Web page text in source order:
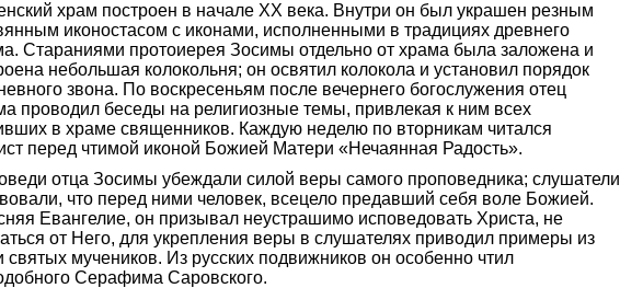
храм построен в начале ХХ века. Внутри он был украшен резным
иконостасом с иконами, исполненными в традициях древнего
Стараниями протоиерея Зосимы отдельно от храма была заложена и
небольшая колокольня; он освятил колокола и установил порядок
звона. По воскресеньям после вечернего богослужения отец
проводил беседы на религиозные темы, привлекая к ним всех
в храме священников. Каждую неделю по вторникам читался
перед чтимой иконой Божией Матери «Нечаянная Радость».
отца Зосимы убеждали силой веры самого проповедника; слушатели
что перед ними человек, всецело предавший себя воле Божией.
Евангелие, он призывал неустрашимо исповедовать Христа, не
от Него, для укрепления веры в слушателях приводил примеры из
святых мучеников. Из русских подвижников он особенно чтил
Серафима Саровского.